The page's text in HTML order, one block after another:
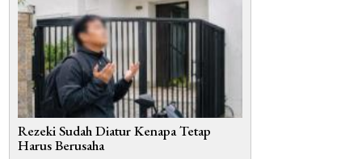
Rezeki Sudah Diatur Kenapa Tetap
Harus Berusaha